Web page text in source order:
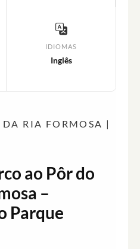
IDIOMAS
Inglês
RIA FORMOSA |
ao Pôr do
–
Parque